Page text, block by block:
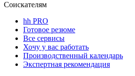
Соискателям
hh PRO
Готовое резюме
Все сервисы
Хочу у вас работать
Производственный календарь
Экспертная рекомендация